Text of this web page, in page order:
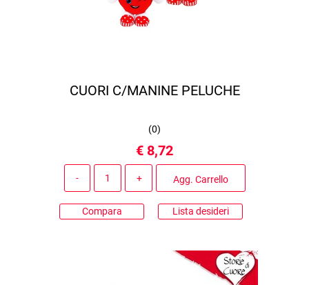
CUORI C/MANINE PELUCHE
(0)
€ 8,72
Agg. Carrello
Compara Lista desideri